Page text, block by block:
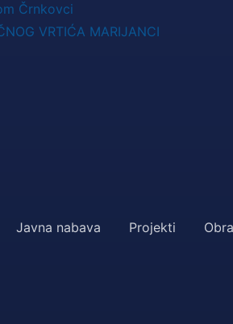
Črnkovci
VRTIĆA MARIJANCI
Javna nabava Projekti